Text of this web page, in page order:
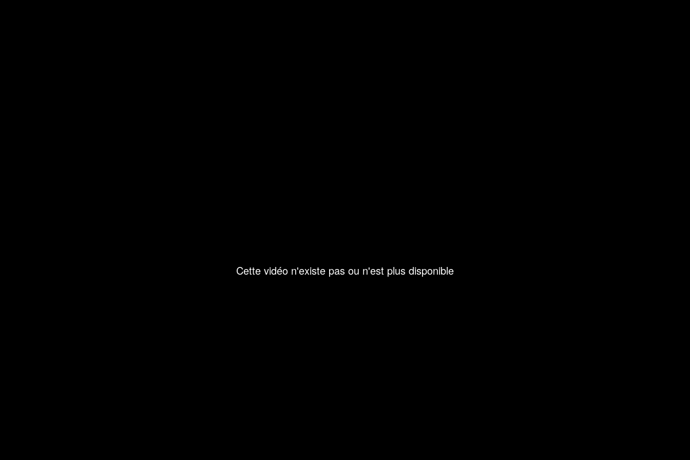
Cette vidéo n'existe pas ou n'est plus disponible